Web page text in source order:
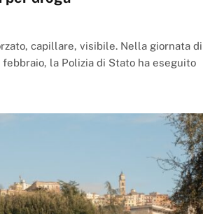
capillare, visibile. Nella giornata di
febbraio, la Polizia di Stato ha eseguito